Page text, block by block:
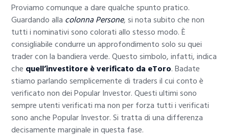
Proviamo comunque a dare qualche spunto pratico.
Guardando alla colonna Persone, si nota subito che non
tutti i nominativi sono colorati allo stesso modo. È
consigliabile condurre un approfondimento solo su quei
trader con la bandiera verde. Questo simbolo, infatti, indica
che quell’investitore è verificato da eToro. Badate
stiamo parlando semplicemente di traders il cui conto è
verificato non dei Popular Investor. Questi ultimi sono
sempre utenti verificati ma non per forza tutti i verificati
sono anche Popular Investor. Si tratta di una differenza
decisamente marginale in questa fase.